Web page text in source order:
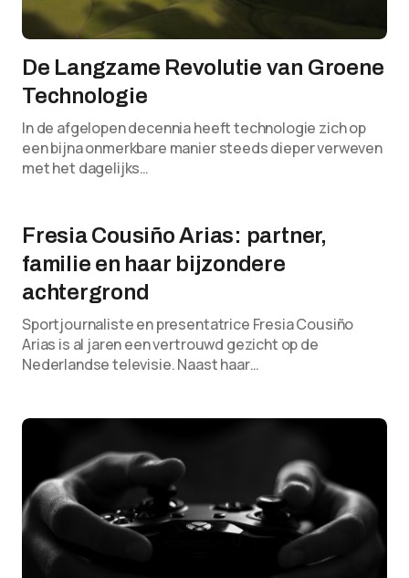
De Langzame Revolutie van Groene
Technologie
In de afgelopen decennia heeft technologie zich op
een bijna onmerkbare manier steeds dieper verweven
met het dagelijks…
Fresia Cousiño Arias: partner,
familie en haar bijzondere
achtergrond
Sportjournaliste en presentatrice Fresia Cousiño
Arias is al jaren een vertrouwd gezicht op de
Nederlandse televisie. Naast haar…